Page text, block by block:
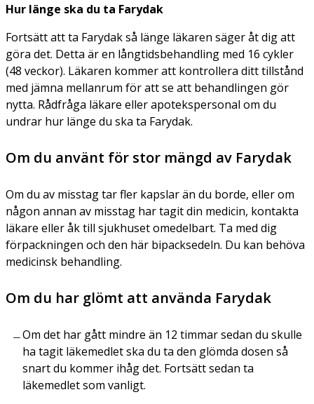
Hur länge ska du ta Farydak
Fortsätt att ta Farydak så länge läkaren säger åt dig att
göra det. Detta är en långtidsbehandling med 16 cykler
(48 veckor). Läkaren kommer att kontrollera ditt tillstånd
med jämna mellanrum för att se att behandlingen gör
nytta. Rådfråga läkare eller apotekspersonal om du
undrar hur länge du ska ta Farydak.
Om du använt för stor mängd av Farydak
Om du av misstag tar fler kapslar än du borde, eller om
någon annan av misstag har tagit din medicin, kontakta
läkare eller åk till sjukhuset omedelbart. Ta med dig
förpackningen och den här bipacksedeln. Du kan behöva
medicinsk behandling.
Om du har glömt att använda Farydak
Om det har gått mindre än 12 timmar sedan du skulle
ha tagit läkemedlet ska du ta den glömda dosen så
snart du kommer ihåg det. Fortsätt sedan ta
läkemedlet som vanligt.